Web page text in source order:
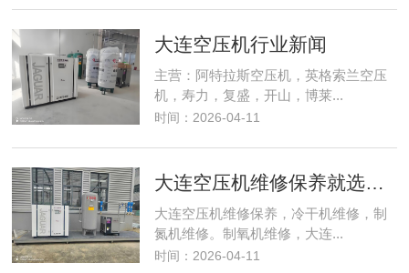
大连空压机行业新闻
主营：阿特拉斯空压机，英格索兰空压
机，寿力，复盛，开山，博莱...
时间：2026-04-11
大连空压机维修保养就选巨鑫设备，服务专业
大连空压机维修保养，冷干机维修，制
氮机维修。制氧机维修，大连...
时间：2026-04-11